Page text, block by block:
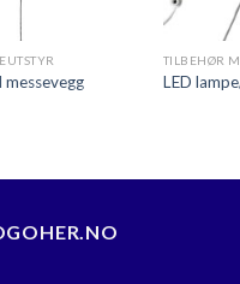
TILBEHØR
LED